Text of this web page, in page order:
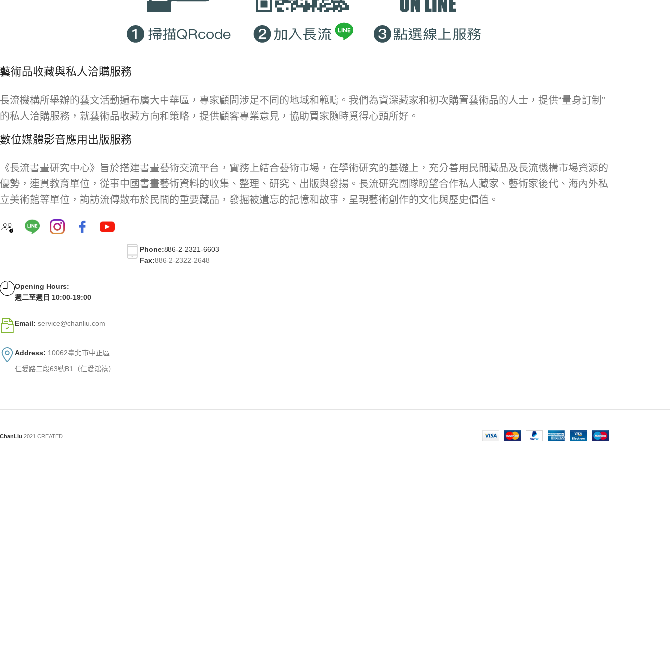
藝術品收藏與私人洽購服務
長流機構所舉辦的藝文活動遍布廣大中華區，專家顧問涉足不同的地域和範疇。我們為資深藏家和初次購置藝術品的人士，提供“量身訂制”
的私人洽購服務，就藝術品收藏方向和策略，提供顧客專業意見，協助買家隨時覓得心頭所好。
數位媒體影音應用出版服務
《長流書畫研究中心》旨於搭建書畫藝術交流平台，實務上結合藝術市場，在學術研究的基礎上，充分善用民間藏品及長流機構市場資源的
優勢，連貫教育單位，從事中國書畫藝術資料的收集、整理、研究、出版與發揚。長流研究團隊盼望合作私人藏家、藝術家後代、海內外私
立美術館等單位，詢訪流傳散布於民間的重要藏品，發掘被遺忘的記憶和故事，呈現藝術創作的文化與歷史價值。
Phone:886-2-2321-6603
Fax:886-2-2322-2648
Opening Hours:
週二至週日 10:00-19:00
Email: service@chanliu.com
Address: 10062臺北市中正區
仁愛路二段63號B1（仁愛鴻禧）
ChanLiu 2021 CREATED